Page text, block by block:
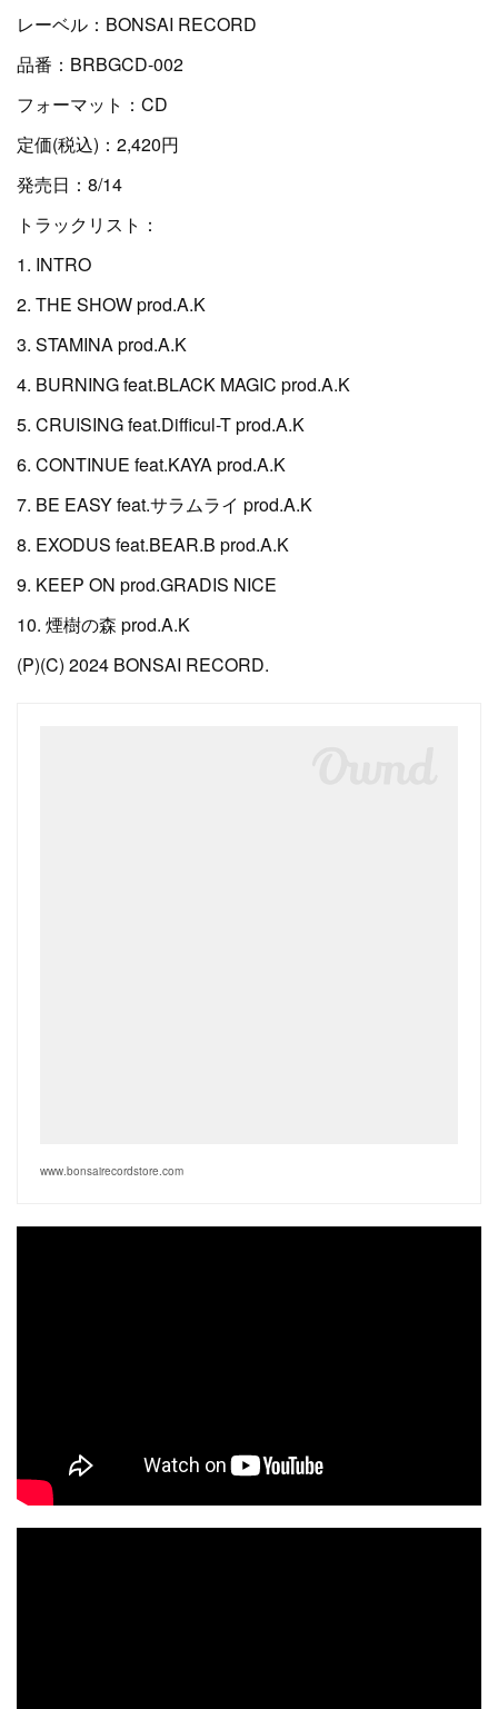
レーベル：BONSAI RECORD
品番：BRBGCD-002
フォーマット：CD
定価(税込)：2,420円
発売日：8/14
トラックリスト：
1. INTRO
2. THE SHOW prod.A.K
3. STAMINA prod.A.K
4. BURNING feat.BLACK MAGIC prod.A.K
5. CRUISING feat.Difficul-T prod.A.K
6. CONTINUE feat.KAYA prod.A.K
7. BE EASY feat.サラムライ prod.A.K
8. EXODUS feat.BEAR.B prod.A.K
9. KEEP ON prod.GRADIS NICE
10. 煙樹の森 prod.A.K
(P)(C) 2024 BONSAI RECORD.
www.bonsairecordstore.com